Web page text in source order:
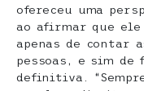
ofereceu uma
ao afirmar que
apenas de contar
pessoas, e sim
definitiva.